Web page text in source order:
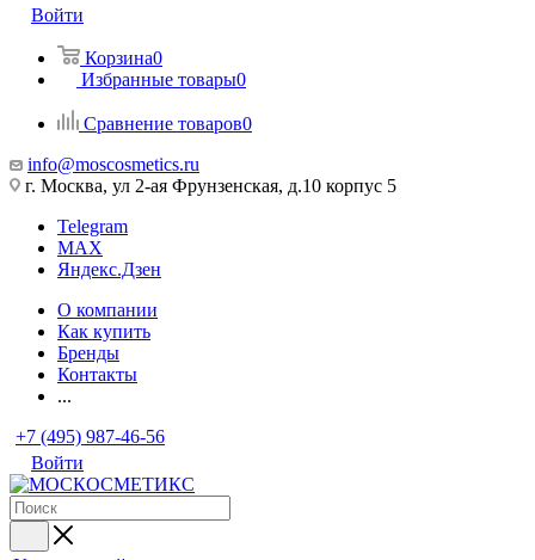
Войти
Корзина0
Избранные товары0
Сравнение товаров0
info@moscosmetics.ru
г. Москва, ул 2-ая Фрунзенская, д.10 корпус 5
Telegram
MAX
Яндекс.Дзен
О компании
Как купить
Бренды
Контакты
...
+7 (495) 987-46-56
Войти